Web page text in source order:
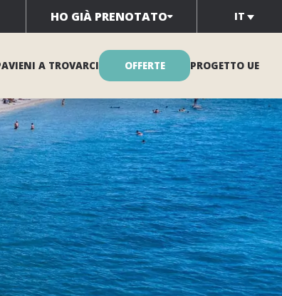
HO GIÀ PRENOTATO IT
VIENI A TROVARCI OFFERTE PROGETTO UE